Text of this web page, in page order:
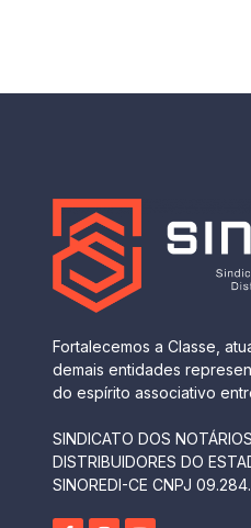
Fortalecemos a Classe,
demais entidades
do espírito associativo
SINDICATO DOS
DISTRIBUIDORES DO
SINOREDI-CE CNPJ